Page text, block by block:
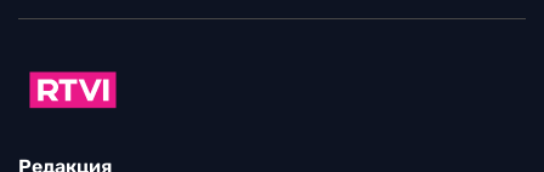
Редакция